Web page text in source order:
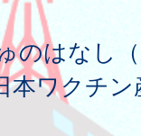
のはなし
クチン